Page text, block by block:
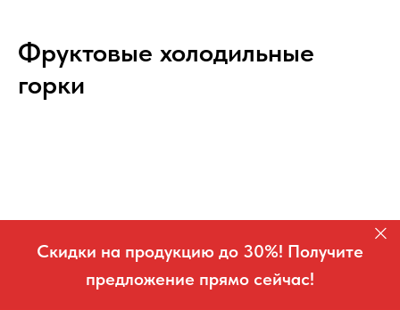
Фруктовые холодильные
горки
Скидки на продукцию до 30%! Получите
предложение прямо сейчас!